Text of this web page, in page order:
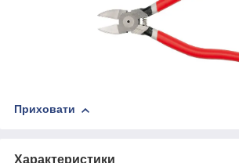
Приховати
Характеристики